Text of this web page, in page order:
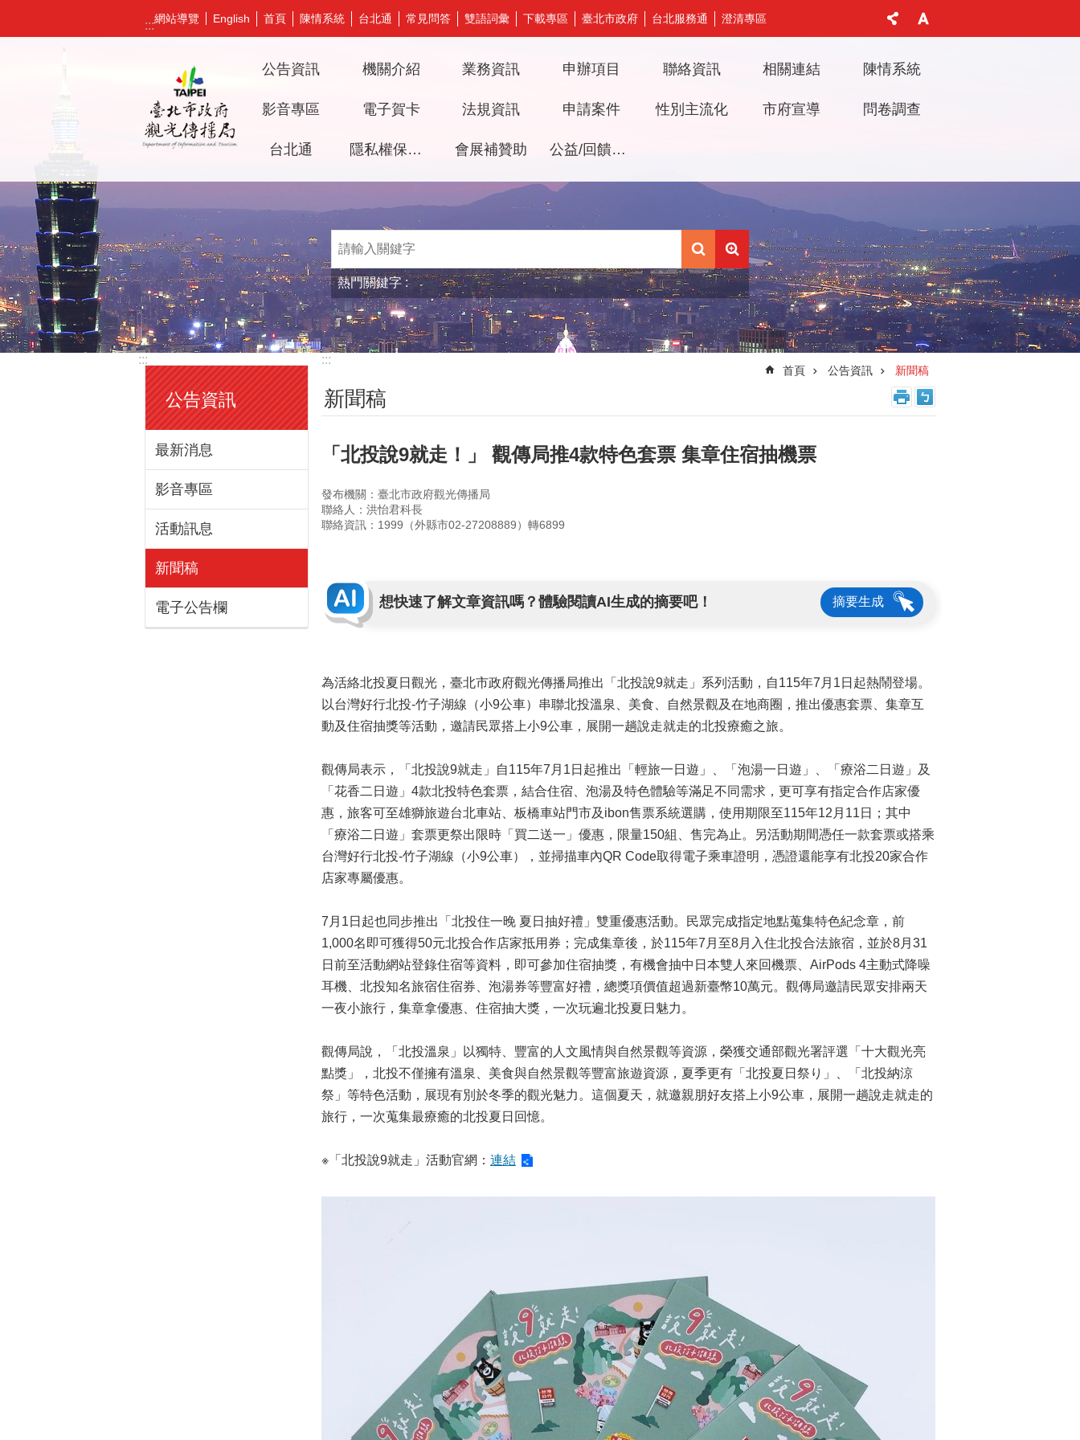
:::
網站導覽 English 首頁 陳情系統 台北通 常見問答 雙語詞彙 下載專區 臺北市政府 台北服務通 澄清專區
公告資訊 機關介紹 業務資訊 申辦項目 聯絡資訊 相關連結 陳情系統
影音專區 電子賀卡 法規資訊 申請案件 性別主流化 市府宣導 問卷調查
台北通 隱私權保護及資訊安全政策 會展補贊助 公益/回饋檔期審議專區
熱門關鍵字
:::
公告資訊
最新消息
影音專區
活動訊息
新聞稿
電子公告欄
:::
首頁 公告資訊 新聞稿
新聞稿
「北投說9就走！」 觀傳局推4款特色套票 集章住宿抽機票
發布機關：臺北市政府觀光傳播局
聯絡人：洪怡君科長
聯絡資訊：1999（外縣市02-27208889）轉6899
想快速了解文章資訊嗎？體驗閱讀AI生成的摘要吧！ 摘要生成
為活絡北投夏日觀光，臺北市政府觀光傳播局推出「北投說9就走」系列活動，自115年7月1日起熱鬧登場。
以台灣好行北投-竹子湖線（小9公車）串聯北投溫泉、美食、自然景觀及在地商圈，推出優惠套票、集章互
動及住宿抽獎等活動，邀請民眾搭上小9公車，展開一趟說走就走的北投療癒之旅。
觀傳局表示，「北投說9就走」自115年7月1日起推出「輕旅一日遊」、「泡湯一日遊」、「療浴二日遊」及
「花香二日遊」4款北投特色套票，結合住宿、泡湯及特色體驗等滿足不同需求，更可享有指定合作店家優
惠，旅客可至雄獅旅遊台北車站、板橋車站門市及ibon售票系統選購，使用期限至115年12月11日；其中
「療浴二日遊」套票更祭出限時「買二送一」優惠，限量150組、售完為止。另活動期間憑任一款套票或搭乘
台灣好行北投-竹子湖線（小9公車），並掃描車內QR Code取得電子乘車證明，憑證還能享有北投20家合作
店家專屬優惠。
7月1日起也同步推出「北投住一晚 夏日抽好禮」雙重優惠活動。民眾完成指定地點蒐集特色紀念章，前
1,000名即可獲得50元北投合作店家抵用券；完成集章後，於115年7月至8月入住北投合法旅宿，並於8月31
日前至活動網站登錄住宿等資料，即可參加住宿抽獎，有機會抽中日本雙人來回機票、AirPods 4主動式降噪
耳機、北投知名旅宿住宿券、泡湯券等豐富好禮，總獎項價值超過新臺幣10萬元。觀傳局邀請民眾安排兩天
一夜小旅行，集章拿優惠、住宿抽大獎，一次玩遍北投夏日魅力。
觀傳局說，「北投溫泉」以獨特、豐富的人文風情與自然景觀等資源，榮獲交通部觀光署評選「十大觀光亮
點獎」，北投不僅擁有溫泉、美食與自然景觀等豐富旅遊資源，夏季更有「北投夏日祭り」、「北投納涼
祭」等特色活動，展現有別於冬季的觀光魅力。這個夏天，就邀親朋好友搭上小9公車，展開一趟說走就走的
旅行，一次蒐集最療癒的北投夏日回憶。
※「北投說9就走」活動官網： 連結